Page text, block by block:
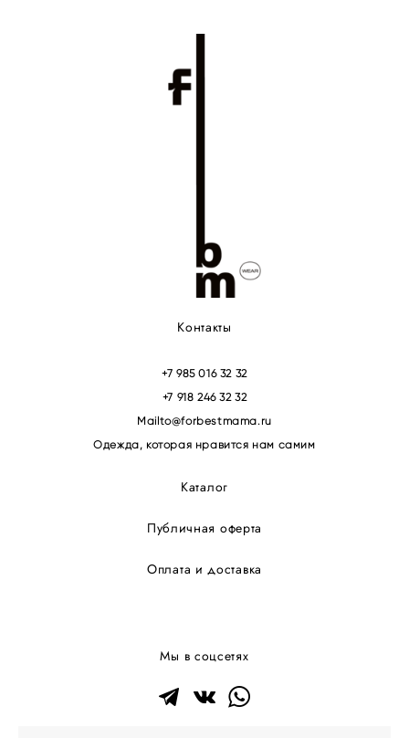
Контакты
+7 985 016 32 32
+7 918 246 32 32
Mailto@forbestmama.ru
Одежда, которая нравится нам самим
Каталог
Публичная оферта
Оплата и доставка
Мы в соцсетях